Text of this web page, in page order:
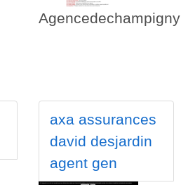
Agencedechampigny
axa assurances
david desjardin
agent gen